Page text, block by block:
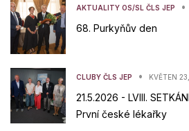
AKTUALITY OS/SL ČLS JEP •
68. Purkyňův den
CLUBY ČLS JEP • KVĚTEN
21.5.2026 - LVIII.
První české lékařky